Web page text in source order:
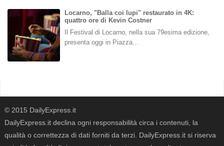
Locarno, "Balla coi lupi" restaurato in 4K:
quattro ore di Kevin Costner
Il Festival di Locarno, nella sua 79esima edizione,
presenta oggi in Piazza…
© 2015 DailyExpress.it
DailyExpress.it declina ogni responsabilità circa i contenuti, la
qualità o correttezza di dati forniti da terzi. DailyExpress.it si riserva